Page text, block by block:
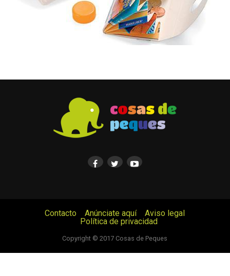
Contacto Anúnciate aquí
Aviso legal
Política de privacidad
Copyright © 2017 Cosas de Peques